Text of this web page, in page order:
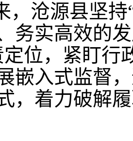
，沧源县坚
务实高效的
定位，紧盯行
嵌入式监督
，着力破解